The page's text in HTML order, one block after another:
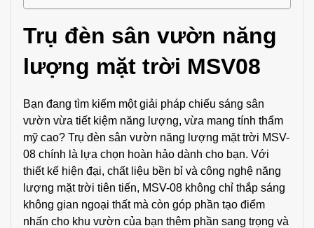
Trụ đèn sân vườn năng
lượng mặt trời MSV08
Bạn đang tìm kiếm một giải pháp chiếu sáng sân
vườn vừa tiết kiệm năng lượng, vừa mang tính thẩm
mỹ cao? Trụ đèn sân vườn năng lượng mặt trời MSV-
08 chính là lựa chọn hoàn hảo dành cho bạn. Với
thiết kế hiện đại, chất liệu bền bỉ và công nghệ năng
lượng mặt trời tiên tiến, MSV-08 không chỉ thắp sáng
không gian ngoại thất mà còn góp phần tạo điểm
nhấn cho khu vườn của bạn thêm phần sang trọng và